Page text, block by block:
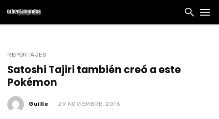
REPORTAJES
Satoshi Tajiri también creó a este
Pokémon
Guille 29 NOVIEMBRE, 2016